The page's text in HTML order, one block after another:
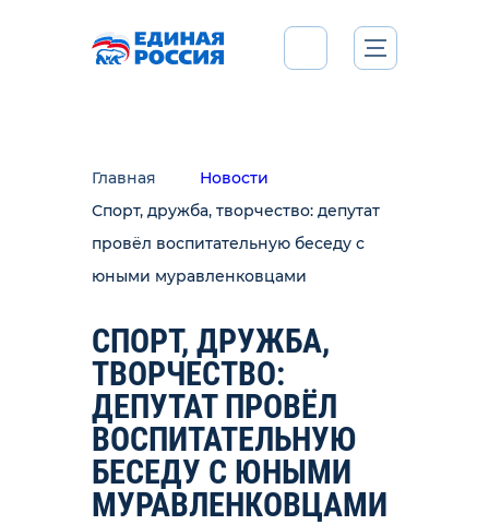
Главная
Новости
Спорт, дружба, творчество: депутат
провёл воспитательную беседу с
юными муравленковцами
СПОРТ, ДРУЖБА,
ТВОРЧЕСТВО:
ДЕПУТАТ ПРОВЁЛ
ВОСПИТАТЕЛЬНУЮ
БЕСЕДУ С ЮНЫМИ
МУРАВЛЕНКОВЦАМИ